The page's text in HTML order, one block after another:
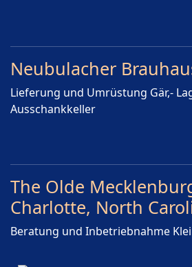
Neubulacher
Lieferung und Umrüstung Gär,-
Ausschankkeller
The Olde
Charlotte, North
Beratung und Inbetriebnahme